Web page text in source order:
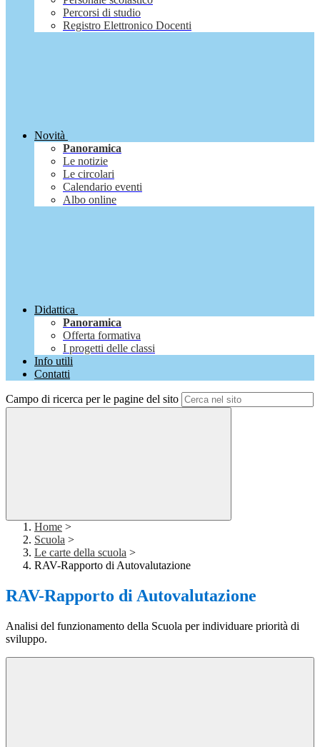
Percorsi di studio
Registro Elettronico Docenti
Novità
Panoramica
Le notizie
Le circolari
Calendario eventi
Albo online
Didattica
Panoramica
Offerta formativa
I progetti delle classi
Info utili
Contatti
Campo di ricerca per le pagine del sito
Home >
Scuola >
Le carte della scuola >
RAV-Rapporto di Autovalutazione
RAV-Rapporto di Autovalutazione
Analisi del funzionamento della Scuola per individuare priorità di
sviluppo.